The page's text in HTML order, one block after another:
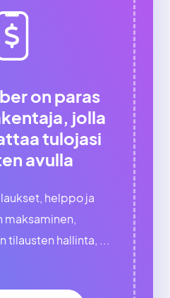
on paras
jolla
tulojasi
avulla
helppo ja
maksaminen,
tilausten hallinta, ...